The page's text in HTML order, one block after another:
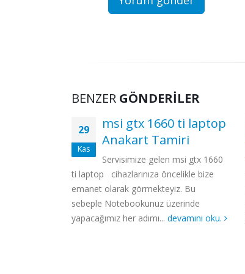
BENZER GÖNDERILER
29
Kas
msi gt83 titan sli
Anakart Tamiri
Servisimize gelen msi gt83 titan
sli cihazlarınıza öncelikle bize emanet
olarak görmekteyiz. Bu sebeple
Notebookunuz üzerinde yapacağımız
her adımı bilgi...devamını oku.